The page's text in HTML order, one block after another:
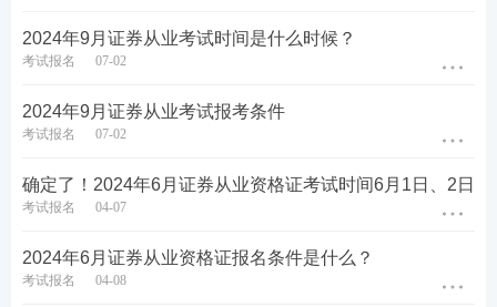
第五步：没报考的的新考生需上传个人寸照，老考生
无需上传，沿用原来的照片即可。
2024年9月证券从业考试时间是什么时候？
考试报名 07-02
2024年9月证券从业考试报考条件
考试报名 07-02
确定了！2024年6月证券从业资格证考试时间6月1日、2日
考试报名 04-07
2024年6月证券从业资格证报名条件是什么？
考试报名 04-08